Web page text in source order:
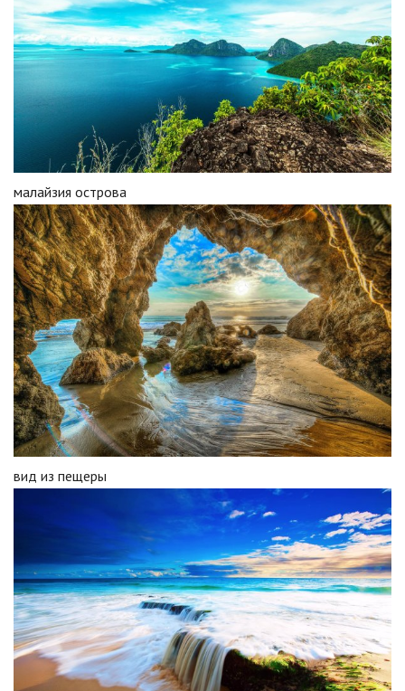
малайзия острова
вид из пещеры